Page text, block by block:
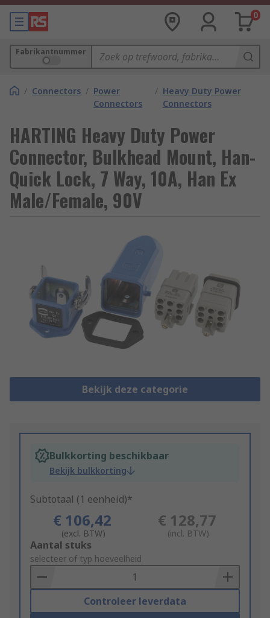
0
Fabrikantnummer
/ Connectors / Power
Connectors
/ Heavy Duty Power
Connectors
HARTING Heavy Duty Power
Connector, Bulkhead Mount, Han-
Quick Lock, 7 Way, 10A, Han Ex
Male/Female, 90V
Bekijk deze categorie
Bulkkorting beschikbaar
Bekijk bulkkorting
Subtotaal (1 eenheid)*
€ 106,42
(excl. BTW)
€ 128,77
(incl. BTW)
Add
to
Basket
Aantal stuks
selecteer of typ hoeveelheid
Controleer leverdata